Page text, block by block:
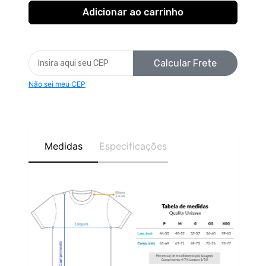
Calcular Frete
Não sei meu CEP
Medidas Especificações